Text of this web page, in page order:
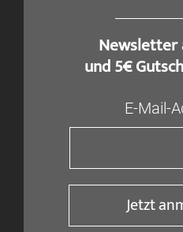
und 5€
E-Mail-
Jetzt